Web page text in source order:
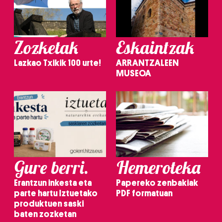
Zozketak
Lazkao Txikik 100 urte!
Eskaintzak
ARRANTZALEEN
MUSEOA
Gure berri.
Erantzun inkesta eta
parte hartu Iztuetako
produktuen saski
baten zozketan
Hemeroteka
Papereko zenbakiak
PDF formatuan